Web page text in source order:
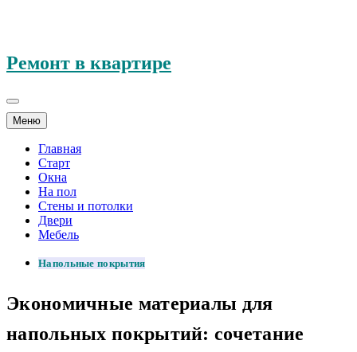
Ремонт в квартире
Меню
Главная
Старт
Окна
На пол
Стены и потолки
Двери
Мебель
Напольные покрытия
Экономичные материалы для
напольных покрытий: сочетание